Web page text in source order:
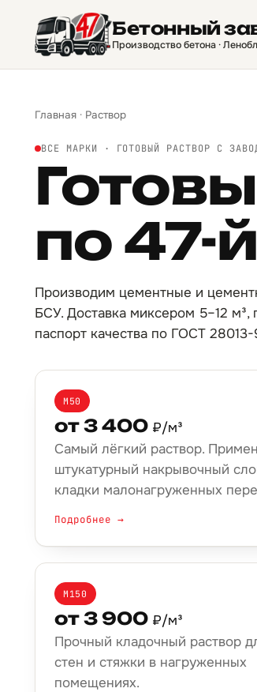
Бетонный
Производство бетона ·
Главная · Раствор
ВСЕ МАРКИ · ГОТОВЫЙ РАСТВОР С
по 47-й
Производим цементные и
БСУ. Доставка миксером 5–12
паспорт качества по ГОСТ
М50
от 3 400 ₽/м³
Самый лёгкий раствор.
штукатурный накрывочный
кладки малонагруженных
Подробнее →
М150
от 3 900 ₽/м³
Прочный кладочный раствор
стен и стяжки в нагруженных
помещениях.